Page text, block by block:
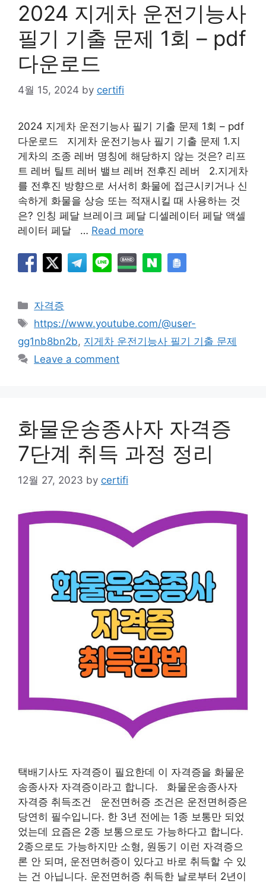
2024 지게차 운전기능사
필기 기출 문제 1회 – pdf
다운로드
4월 15, 2024 by certifi
2024 지게차 운전기능사 필기 기출 문제 1회 – pdf
다운로드 지게차 운전기능사 필기 기출 문제 1.지
게차의 조종 레버 명칭에 해당하지 않는 것은? 리프
트 레버 틸트 레버 밸브 레버 전후진 레버 2.지게차
를 전후진 방향으로 서서히 화물에 접근시키거나 신
속하게 화물을 상승 또는 적재시킬 때 사용하는 것
은? 인칭 페달 브레이크 페달 디셀레이터 페달 액셀
레이터 페달 … Read more
Categories
자격증
Tags
https://www.youtube.com/@user-
gg1nb8bn2b, 지게차 운전기능사 필기 기출 문제
Leave a comment
화물운송종사자 자격증
7단계 취득 과정 정리
12월 27, 2023 by certifi
택배기사도 자격증이 필요한데 이 자격증을 화물운
송종사자 자격증이라고 합니다. 화물운송종사자
자격증 취득조건 운전면허증 조건은 운전면허증은
당연히 필수입니다. 한 3년 전에는 1종 보통만 되었
었는데 요즘은 2종 보통으로도 가능하다고 합니다.
2종으로도 가능하지만 소형, 원동기 이런 자격증으
론 안 되며, 운전면허증이 있다고 바로 취득할 수 있
는 건 아닙니다. 운전면허증 취득한 날로부터 2년이